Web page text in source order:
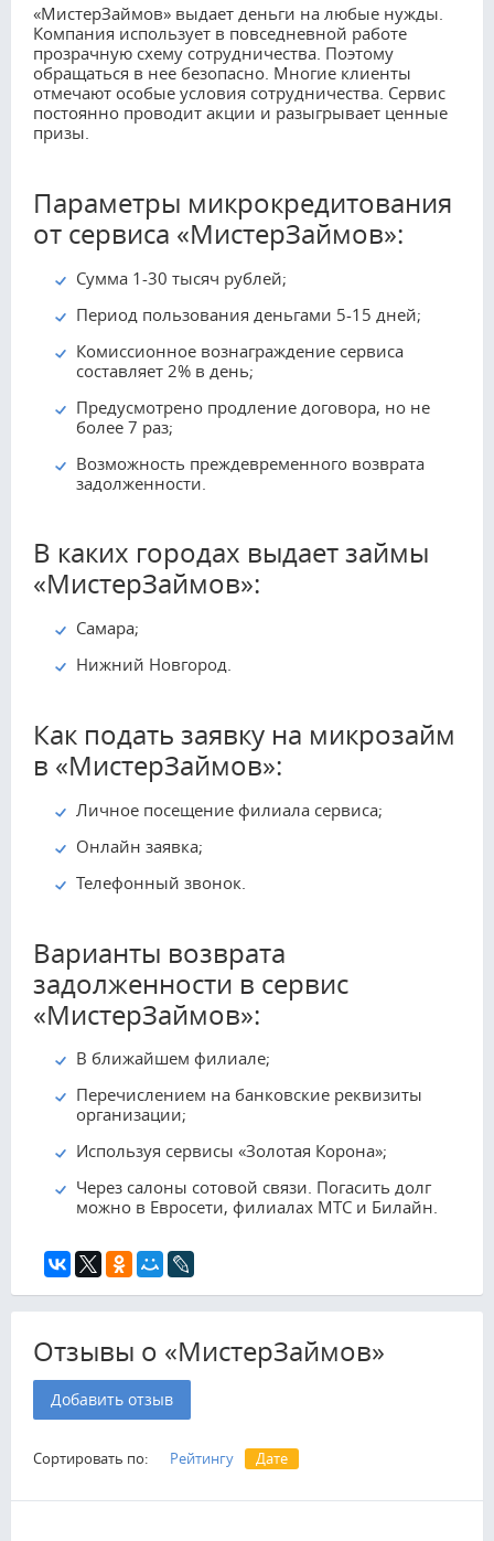
«МистерЗаймов» выдает деньги на любые нужды.
Компания использует в повседневной работе
прозрачную схему сотрудничества. Поэтому
обращаться в нее безопасно. Многие клиенты
отмечают особые условия сотрудничества. Сервис
постоянно проводит акции и разыгрывает ценные
призы.
Параметры микрокредитования
от сервиса «МистерЗаймов»:
Сумма 1-30 тысяч рублей;
Период пользования деньгами 5-15 дней;
Комиссионное вознаграждение сервиса
составляет 2% в день;
Предусмотрено продление договора, но не
более 7 раз;
Возможность преждевременного возврата
задолженности.
В каких городах выдает займы
«МистерЗаймов»:
Самара;
Нижний Новгород.
Как подать заявку на микрозайм
в «МистерЗаймов»:
Личное посещение филиала сервиса;
Онлайн заявка;
Телефонный звонок.
Варианты возврата
задолженности в сервис
«МистерЗаймов»:
В ближайшем филиале;
Перечислением на банковские реквизиты
организации;
Используя сервисы «Золотая Корона»;
Через салоны сотовой связи. Погасить долг
можно в Евросети, филиалах МТС и Билайн.
Отзывы о «МистерЗаймов»
Добавить отзыв
Сортировать по: Рейтингу Дате